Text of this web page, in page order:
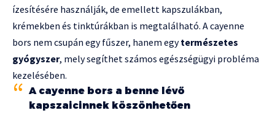
ízesítésére használják, de emellett kapszulákban,
krémekben és tinktúrákban is megtalálható. A cayenne
bors nem csupán egy fűszer, hanem egytermészetes
gyógyszer, mely segíthet számos egészségügyi probléma
kezelésében.
A cayenne bors a benne lévő
kapszaicinnek köszönhetően